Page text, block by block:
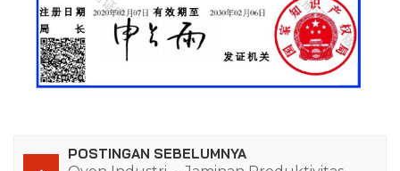
POSTINGAN SEBELUMNYA